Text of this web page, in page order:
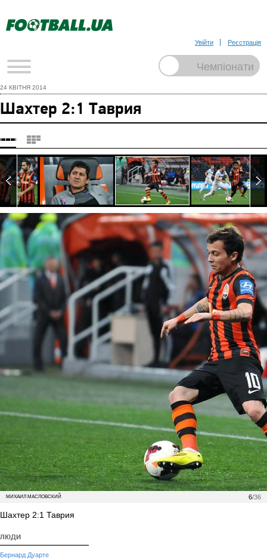
Увійти Реєстрація
24 КВІТНЯ 2014
Шахтер 2:1 Таврия
6/36
МИХАИЛ МАСЛОВСКИЙ
Шахтер 2:1 Таврия
ЛЮДИ
Бернард Дуарте